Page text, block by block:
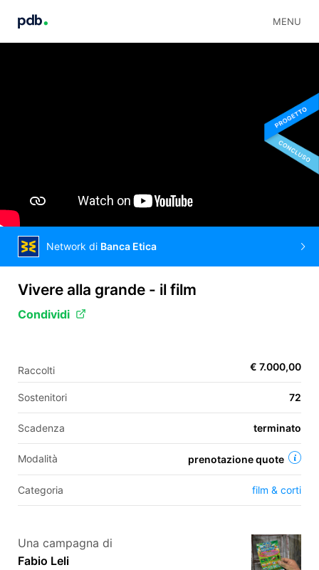
MENU
IT
EN
ES
Network di Banca Etica
Vivere alla grande - il film
Condividi
Raccolti € 7.000,00
Sostenitori 72
Scadenza terminato
Modalità prenotazione quote
Categoria film & corti
Una campagna di
Fabio Leli